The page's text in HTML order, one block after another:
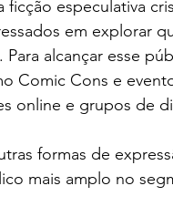
ficção especulativa
em explorar
alcançar esse
Comic Cons e
online e grupos de
formas de
mais amplo no